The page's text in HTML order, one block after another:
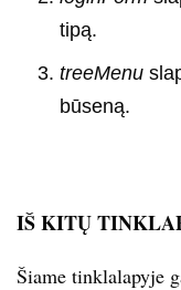
tipą.
treeMenu
būseną.
IŠ KITŲ
Šiame tinklalapyje